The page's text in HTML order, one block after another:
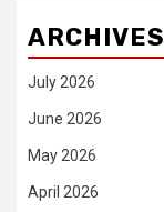
ARCHIVES
July 2026
June 2026
May 2026
April 2026